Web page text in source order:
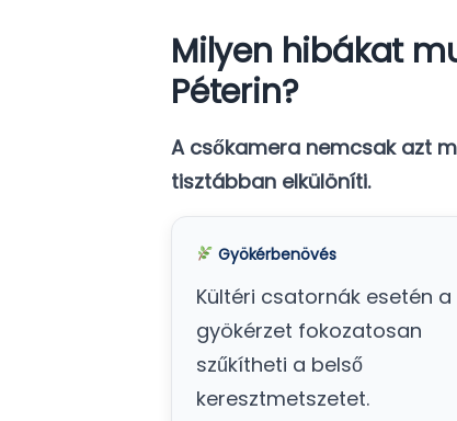
Milyen hibákat
Péterin?
A csőkamera nemcsak azt
tisztábban elkülöníti.
Gyökérbenövés
Kültéri csatornák esetén a
gyökérzet fokozatosan
szűkítheti a belső
keresztmetszetet.